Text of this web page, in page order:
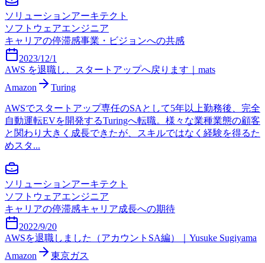
ソリューションアーキテクト
ソフトウェアエンジニア
キャリアの停滞感事業・ビジョンへの共感
2023/12/1
AWS を退職し、スタートアップへ戻ります｜mats
Amazon
Turing
AWSでスタートアップ専任のSAとして5年以上勤務後、完全
自動運転EVを開発するTuringへ転職。様々な業種業態の顧客
と関わり大きく成長できたが、スキルではなく経験を得るた
めスタ...
ソリューションアーキテクト
ソフトウェアエンジニア
キャリアの停滞感キャリア成長への期待
2022/9/20
AWSを退職しました（アカウントSA編）｜Yusuke Sugiyama
Amazon
東京ガス